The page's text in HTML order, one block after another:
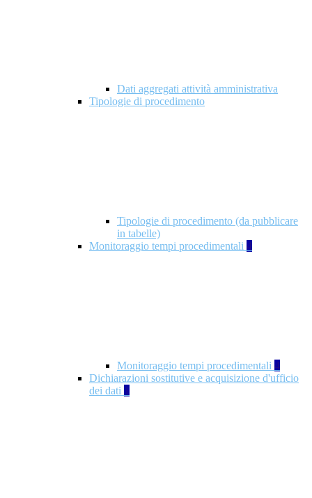
Dati aggregati attività amministrativa
Tipologie di procedimento
Tipologie di procedimento (da pubblicare
in tabelle)
Monitoraggio tempi procedimentali 4
Monitoraggio tempi procedimentali 4
Dichiarazioni sostitutive e acquisizione d'ufficio
dei dati 1